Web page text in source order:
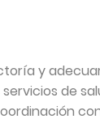
y
de